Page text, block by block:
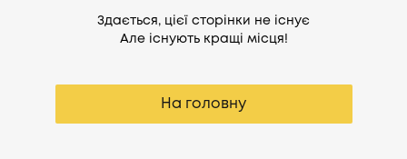
Здається, цієї сторінки не існує
Але існують кращі місця!
На головну